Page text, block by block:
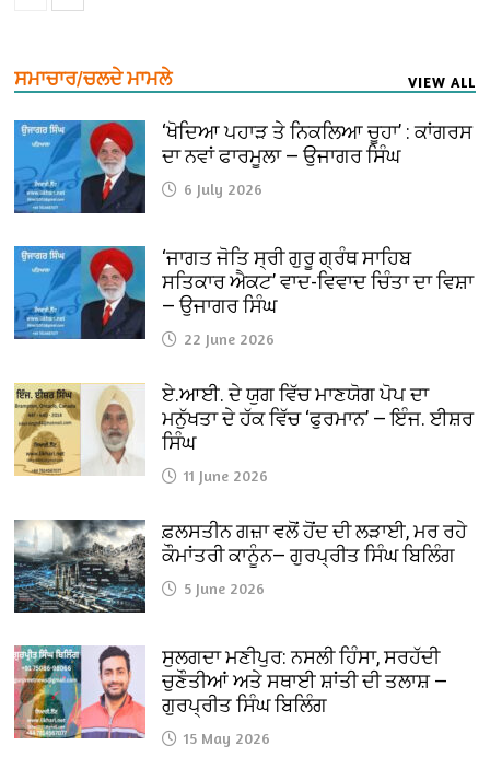
ਸਮਾਚਾਰ/ਚਲਦੇ ਮਾਮਲੇ VIEW ALL
‘ਖੋਦਿਆ ਪਹਾੜ ਤੇ ਨਿਕਲਿਆ ਚੂਹਾ’ : ਕਾਂਗਰਸ
ਦਾ ਨਵਾਂ ਫਾਰਮੂਲਾ — ਉਜਾਗਰ ਸਿੰਘ
6 July 2026
‘ਜਾਗਤ ਜੋਤਿ ਸ੍ਰੀ ਗੁਰੂ ਗ੍ਰੰਥ ਸਾਹਿਬ
ਸਤਿਕਾਰ ਐਕਟ’ ਵਾਦ-ਵਿਵਾਦ ਚਿੰਤਾ ਦਾ ਵਿਸ਼ਾ
— ਉਜਾਗਰ ਸਿੰਘ
22 June 2026
ਏ.ਆਈ. ਦੇ ਯੁਗ ਵਿੱਚ ਮਾਣਯੋਗ ਪੋਪ ਦਾ
ਮਨੁੱਖਤਾ ਦੇ ਹੱਕ ਵਿੱਚ ‘ਫੁਰਮਾਨ’ — ਇੰਜ. ਈਸ਼ਰ
ਸਿੰਘ
11 June 2026
ਫ਼ਲਸਤੀਨ ਗਜ਼ਾ ਵਲੋਂ ਹੋਂਦ ਦੀ ਲੜਾਈ, ਮਰ ਰਹੇ
ਕੌਮਾਂਤਰੀ ਕਾਨੂੰਨ— ਗੁਰਪ੍ਰੀਤ ਸਿੰਘ ਬਿਲਿੰਗ
5 June 2026
ਸੁਲਗਦਾ ਮਣੀਪੁਰ: ਨਸਲੀ ਹਿੰਸਾ, ਸਰਹੱਦੀ
ਚੁਣੌਤੀਆਂ ਅਤੇ ਸਥਾਈ ਸ਼ਾਂਤੀ ਦੀ ਤਲਾਸ਼ —
ਗੁਰਪ੍ਰੀਤ ਸਿੰਘ ਬਿਲਿੰਗ
15 May 2026